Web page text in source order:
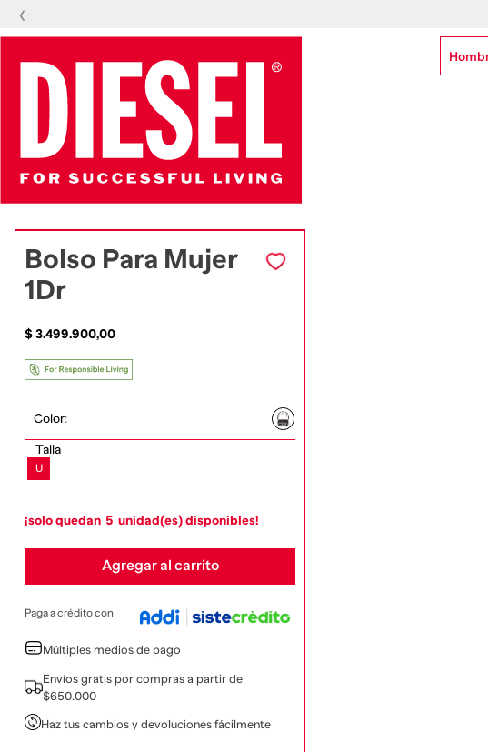
‹
Bolso Para Mujer
1Dr
$3.499.900,00
Color:
Talla
U
¡solo quedan 5 unidad(es) disponibles!
Agregar al carrito
Paga a crédito con
Múltiples medios de pago
Envíos gratis por compras a partir de
$650.000
Haz tus cambios y devoluciones fácilmente